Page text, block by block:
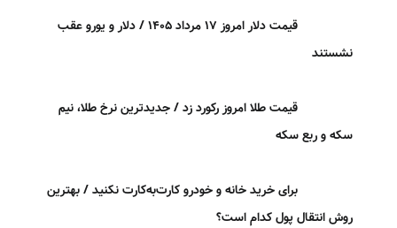
قیمت دلار امروز ۱۷ مرداد ۱۴۰۵ / دلار و یورو عقب
نشستند
قیمت طلا امروز رکورد زد / جدیدترین نرخ طلا، نیم
سکه و ربع سکه
برای خرید خانه و خودرو کارت‌به‌کارت نکنید / بهترین
روش انتقال پول کدام است؟